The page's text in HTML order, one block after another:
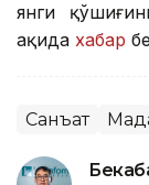
янги
ҳақида хабар
Санъат